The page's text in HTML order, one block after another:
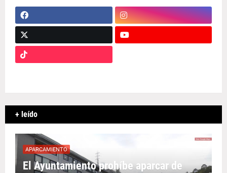
+ leído
APARCAMIENTO
El Ayuntamiento prohíbe aparcar de